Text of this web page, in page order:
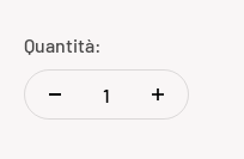
Quantità: